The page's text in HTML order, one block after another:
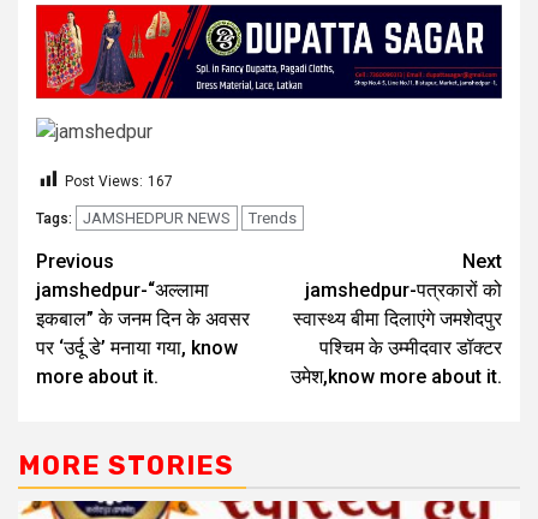
Post Views: 167
Tags: JAMSHEDPUR NEWS Trends
Previous
jamshedpur-“अल्लामा
इकबाल” के जनम दिन के अवसर
पर ‘उर्दू डे’ मनाया गया, know
more about it.
Next
jamshedpur-पत्रकारों को
स्वास्थ्य बीमा दिलाएंगे जमशेदपुर
पश्चिम के उम्मीदवार डॉक्टर
उमेश,know more about it.
MORE STORIES